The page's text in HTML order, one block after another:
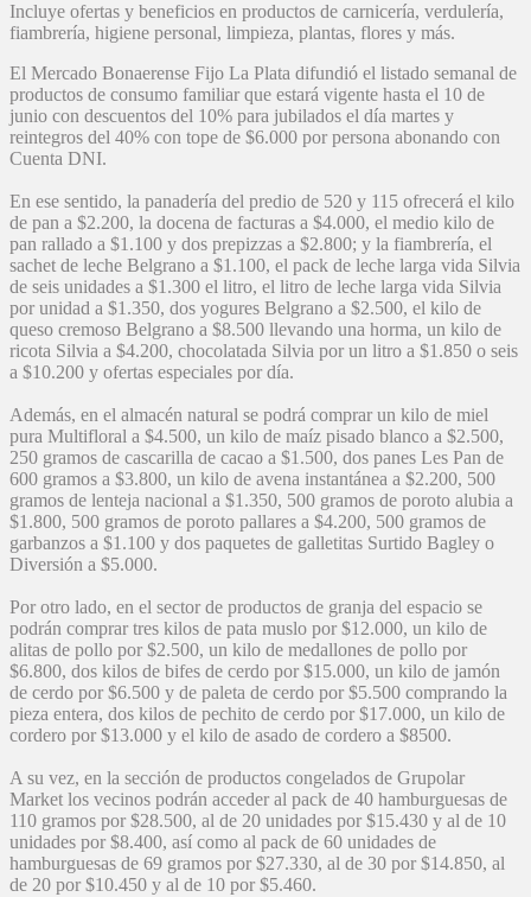
Incluye ofertas y beneficios en productos de carnicería, verdulería,
fiambrería, higiene personal, limpieza, plantas, flores y más.
El Mercado Bonaerense Fijo La Plata difundió el listado semanal de
productos de consumo familiar que estará vigente hasta el 10 de
junio con descuentos del 10% para jubilados el día martes y
reintegros del 40% con tope de $6.000 por persona abonando con
Cuenta DNI.
En ese sentido, la panadería del predio de 520 y 115 ofrecerá el kilo
de pan a $2.200, la docena de facturas a $4.000, el medio kilo de
pan rallado a $1.100 y dos prepizzas a $2.800; y la fiambrería, el
sachet de leche Belgrano a $1.100, el pack de leche larga vida Silvia
de seis unidades a $1.300 el litro, el litro de leche larga vida Silvia
por unidad a $1.350, dos yogures Belgrano a $2.500, el kilo de
queso cremoso Belgrano a $8.500 llevando una horma, un kilo de
ricota Silvia a $4.200, chocolatada Silvia por un litro a $1.850 o seis
a $10.200 y ofertas especiales por día.
Además, en el almacén natural se podrá comprar un kilo de miel
pura Multifloral a $4.500, un kilo de maíz pisado blanco a $2.500,
250 gramos de cascarilla de cacao a $1.500, dos panes Les Pan de
600 gramos a $3.800, un kilo de avena instantánea a $2.200, 500
gramos de lenteja nacional a $1.350, 500 gramos de poroto alubia a
$1.800, 500 gramos de poroto pallares a $4.200, 500 gramos de
garbanzos a $1.100 y dos paquetes de galletitas Surtido Bagley o
Diversión a $5.000.
Por otro lado, en el sector de productos de granja del espacio se
podrán comprar tres kilos de pata muslo por $12.000, un kilo de
alitas de pollo por $2.500, un kilo de medallones de pollo por
$6.800, dos kilos de bifes de cerdo por $15.000, un kilo de jamón
de cerdo por $6.500 y de paleta de cerdo por $5.500 comprando la
pieza entera, dos kilos de pechito de cerdo por $17.000, un kilo de
cordero por $13.000 y el kilo de asado de cordero a $8500.
A su vez, en la sección de productos congelados de Grupolar
Market los vecinos podrán acceder al pack de 40 hamburguesas de
110 gramos por $28.500, al de 20 unidades por $15.430 y al de 10
unidades por $8.400, así como al pack de 60 unidades de
hamburguesas de 69 gramos por $27.330, al de 30 por $14.850, al
de 20 por $10.450 y al de 10 por $5.460.